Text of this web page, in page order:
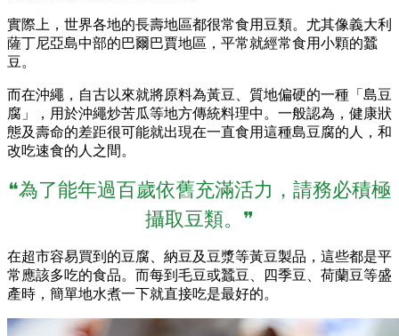
實際上，世界各地的長壽地區都很常食用豆類。尤其像義大利
薩丁尼亞島中部的巴爾巴賈地區，平常就經常食用小顆的蠶
豆。
而在沖繩，自古以來就將原料為黃豆、質地偏硬的一種「島豆
腐」，用於沖繩炒苦瓜等地方傳統料理中。一般認為，健康狀
態及壽命的差距很可能就出現在一直食用這種島豆腐的人，和
改吃速食的人之間。
❝為了能年過百歲依舊充滿活力，請務必積極
攝取豆類。❞
在超市容易買到的豆腐、納豆及豆漿等黃豆製品，這些都是平
常應該多吃的食品。而每到毛豆或蠶豆、四季豆、荷蘭豆等盛
產時，簡單地水煮一下就直接吃是最好的。